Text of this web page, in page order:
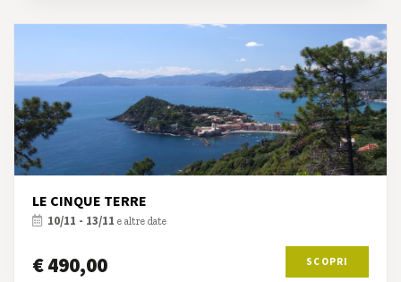
LE CINQUE TERRE
10/11 - 13/11 e altre date
€ 490,00 SCOPRI